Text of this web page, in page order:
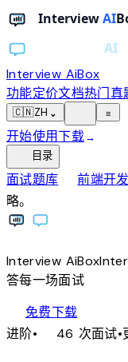
Interview AiBox
功能定价文档热门真
🇨🇳ZH ⌄ ≡
开始使用下载→
目录
面试题库chevron_right前端开发
略。
Interview AiBox
答每一场面试
免费下载
进阶• 46 次面试•